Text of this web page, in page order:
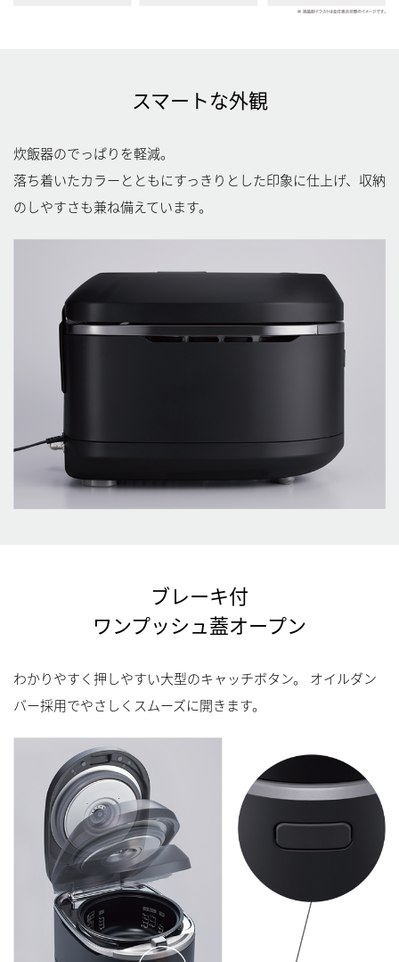
スマートな外観
炊飯器のでっぱりを軽減。
落ち着いたカラーとともにすっきりとした印象に仕上げ、収納
のしやすさも兼ね備えています。
ブレーキ付
ワンプッシュ蓋オープン
わかりやすく押しやすい大型のキャッチボタン。 オイルダン
バー採用でやさしくスムーズに開きます。